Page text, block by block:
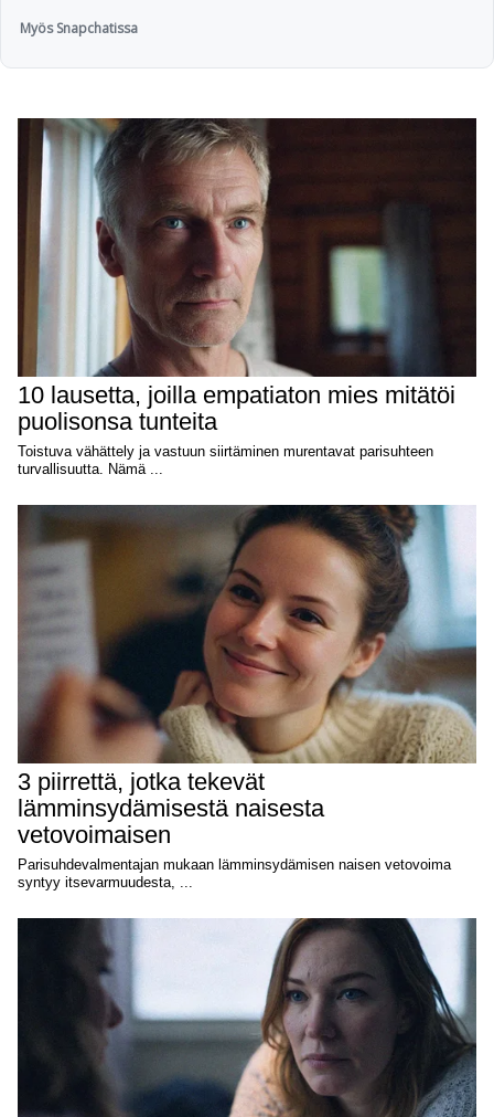
Myös Snapchatissa